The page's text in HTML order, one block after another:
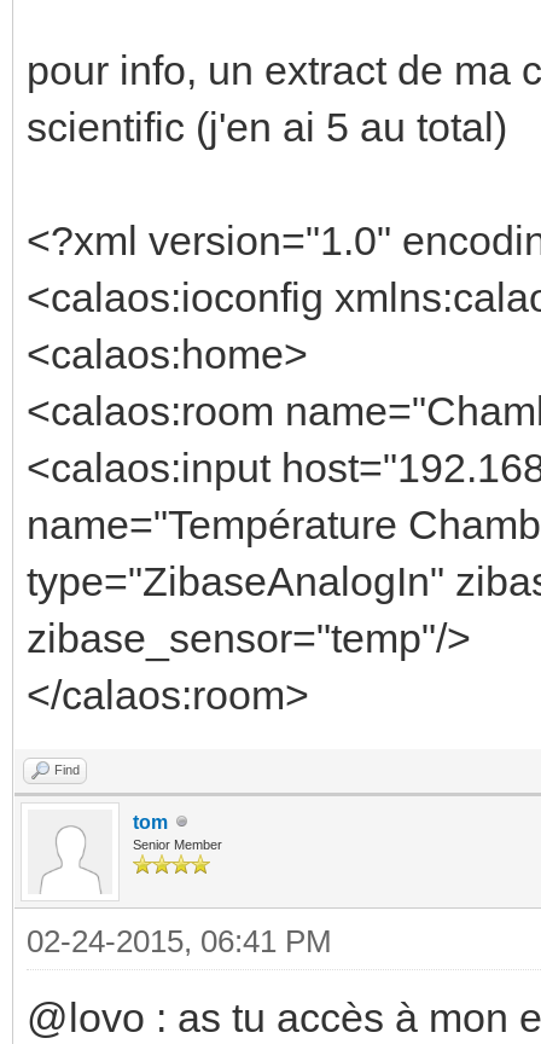
read successfully.
Feb 20 14:37:20 nuc
input_0: Ok
Feb 20 14:37:20 nuc
Calaos::Input*
Params&)()
Feb 20 14:37:20 nuc
Feb 20 14:37:20 nuc
pour info, un extract de ma
scientific (j'en ai 5 au total)
<?xml version="1.0"
<calaos:ioconfig
<calaos:home>
<calaos:room
<calaos:input
name="Température
type="ZibaseAnalogIn"
zibase_sensor="temp"/>
</calaos:room>
Find
tom
Senior Member
02-24-2015, 06:41 PM
@lovo : as tu accès à mon